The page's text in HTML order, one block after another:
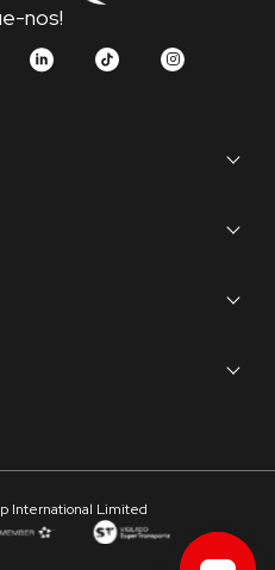
nos!
International Limited